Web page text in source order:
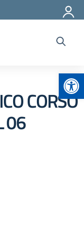
CORSO
06